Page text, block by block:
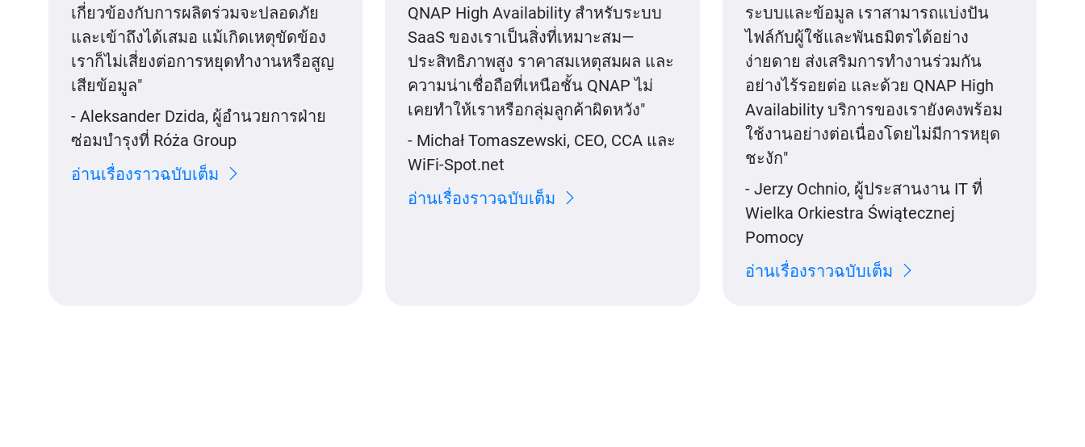
เกี่ยวข้องกับการผลิตร่วมจะปลอดภัย
และเข้าถึงได้เสมอ แม้เกิดเหตุขัดข้อง
เราก็ไม่เสี่ยงต่อการหยุดทำงานหรือสูญ
เสียข้อมูล"
- Aleksander Dzida, ผู้อำนวยการฝ่าย
ซ่อมบำรุงที่ Róża Group
อ่านเรื่องราวฉบับเต็ม
QNAP High Availability สำหรับระบบ
SaaS ของเราเป็นสิ่งที่เหมาะสม—
ประสิทธิภาพสูง ราคาสมเหตุสมผล และ
ความน่าเชื่อถือที่เหนือชั้น QNAP ไม่
เคยทำให้เราหรือกลุ่มลูกค้าผิดหวัง"
- Michał Tomaszewski, CEO, CCA และ
WiFi-Spot.net
อ่านเรื่องราวฉบับเต็ม
ระบบและข้อมูล เราสามารถแบ่งปัน
ไฟล์กับผู้ใช้และพันธมิตรได้อย่าง
ง่ายดาย ส่งเสริมการทำงานร่วมกัน
อย่างไร้รอยต่อ และด้วย QNAP High
Availability บริการของเรายังคงพร้อม
ใช้งานอย่างต่อเนื่องโดยไม่มีการหยุด
ชะงัก"
- Jerzy Ochnio, ผู้ประสานงาน IT ที่
Wielka Orkiestra Świątecznej
Pomocy
อ่านเรื่องราวฉบับเต็ม